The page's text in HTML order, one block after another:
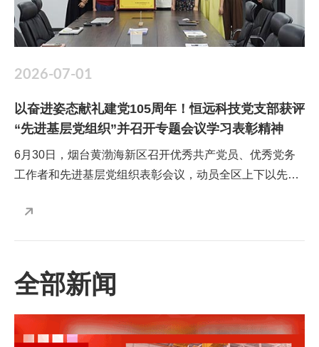
2026-07-01
以奋进姿态献礼建党105周年！恒远科技党支部获评
“先进基层党组织”并召开专题会议学习表彰精神
6月30日，烟台黄渤海新区召开优秀共产党员、优秀党务
工作者和先进基层党组织表彰会议，动员全区上下以先进
力开创绿色低碳高质量发展新局面。工委副书记、管委主
的卓越表现，光荣获评“先进基层党组织”称号！
全部新闻